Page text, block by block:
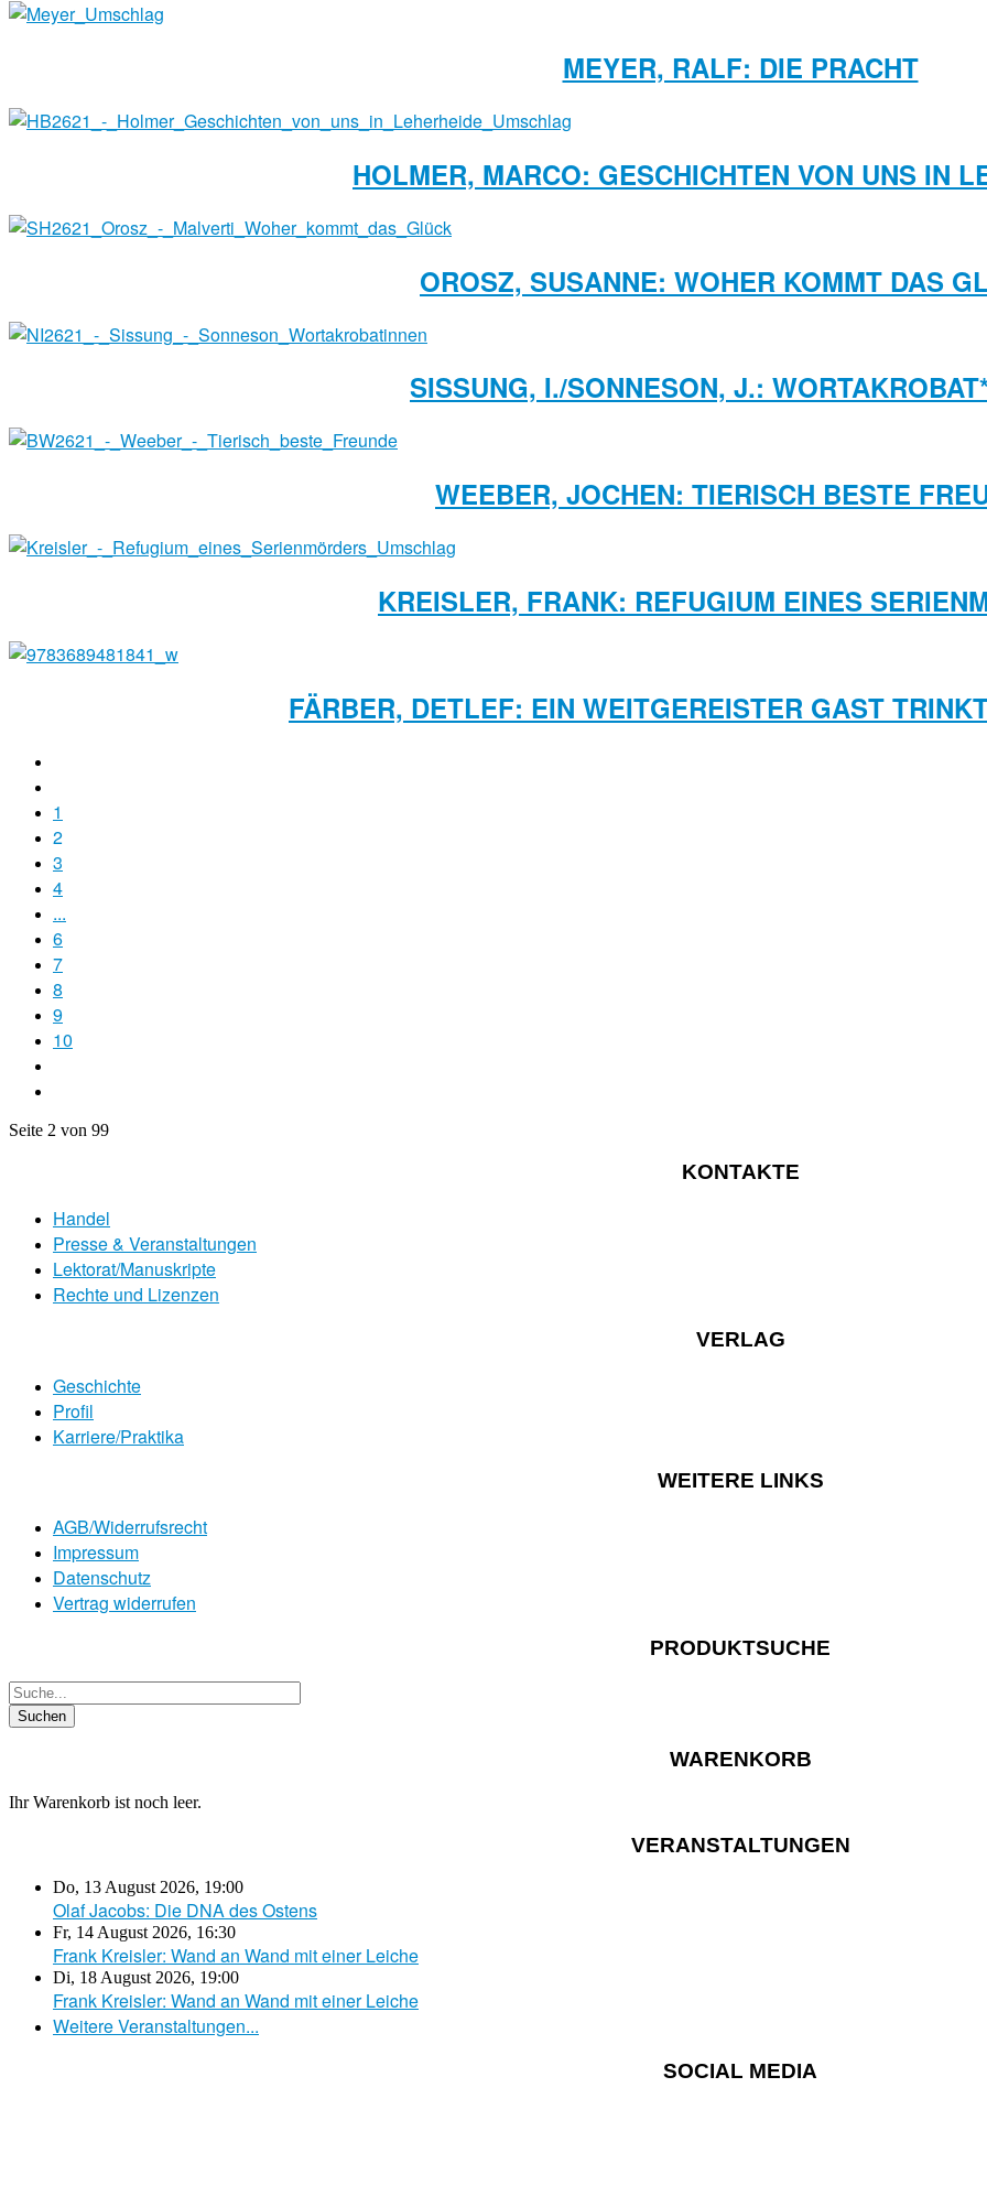
MEYER, RALF: DIE PRACHT
HOLMER, MARCO: GESCHICHTEN VON UNS IN
OROSZ, SUSANNE: WOHER KOMMT DAS
SISSUNG, I./SONNESON, J.:
WEEBER, JOCHEN: TIERISCH BESTE
KREISLER, FRANK: REFUGIUM EINES
FÄRBER, DETLEF: EIN WEITGEREISTER GAST
1
2
3
4
...
6
7
8
9
10
Seite 2 von 99
KONTAKTE
Handel
Presse & Veranstaltungen
Lektorat/Manuskripte
Rechte und Lizenzen
VERLAG
Geschichte
Profil
Karriere/Praktika
WEITERE LINKS
AGB/Widerrufsrecht
Impressum
Datenschutz
Vertrag widerrufen
PRODUKTSUCHE
WARENKORB
Ihr Warenkorb ist noch leer.
VERANSTALTUNGEN
Do, 13 August 2026, 19:00
Olaf Jacobs: Die DNA des Ostens
Fr, 14 August 2026, 16:30
Frank Kreisler: Wand an Wand mit einer Leiche
Di, 18 August 2026, 19:00
Frank Kreisler: Wand an Wand mit einer Leiche
Weitere Veranstaltungen...
SOCIAL MEDIA